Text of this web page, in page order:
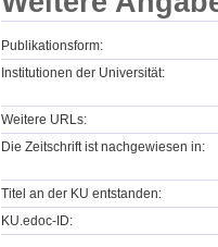
Publikationsform:
Institutionen der Universität:
Weitere URLs:
Die Zeitschrift ist nachgewiesen in:
Titel an der KU entstanden:
KU.edoc-ID: